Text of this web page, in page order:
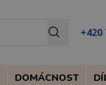
+420
DOMÁCNOST